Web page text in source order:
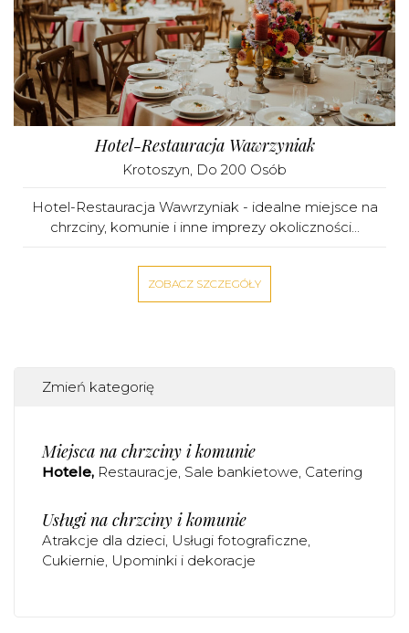
Hotel-Restauracja Wawrzyniak
Krotoszyn, Do 200 Osób
Hotel-Restauracja Wawrzyniak - idealne miejsce na
chrzciny, komunie i inne imprezy okoliczności...
ZOBACZ SZCZEGÓŁY
Zmień kategorię
Miejsca na chrzciny i komunie
Hotele Restauracje Sale bankietowe Catering
Usługi na chrzciny i komunie
Atrakcje dla dzieci Usługi fotograficzne
Cukiernie Upominki i dekoracje